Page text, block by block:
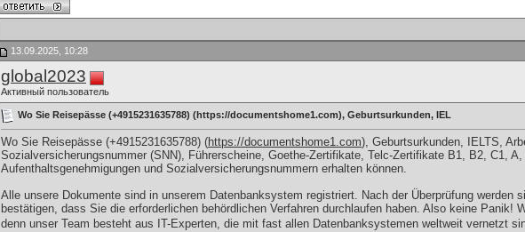
13.09.2025, 10:28
global2023
Активный пользователь
Wo Sie Reisepässe (+4915231635788) (https://documentshome1.com), Geburtsurkunden, IEL
Wo Sie Reisepässe (+4915231635788) (https://documentshome1.com), Geburtsurkunden, IELTS,
Sozialversicherungsnummer (SNN), Führerscheine, Goethe-Zertifikate, Telc-Zertifikate B1, B2, C1,
Aufenthaltsgenehmigungen und Sozialversicherungsnummern erhalten können.
Alle unsere Dokumente sind in unserem Datenbanksystem registriert. Nach der Überprüfung werden
bestätigen, dass Sie die erforderlichen behördlichen Verfahren durchlaufen haben. Also keine Panik!
denn unser Team besteht aus IT-Experten, die mit fast allen Datenbanksystemen weltweit vernetzt